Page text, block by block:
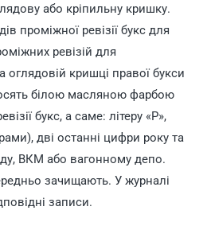
або кріпильну кришку.
проміжної ревізії букс для
ревізій для
оглядовій кришці правої букси
білою масляною фарбою
букс, а саме: літеру «Р»,
дві останні цифри року та
ВКМ або вагонному депо.
зачищають. У журналі
записи.